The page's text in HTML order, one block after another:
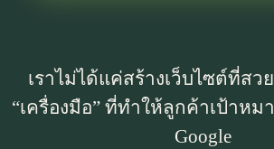
เราไม่ได้แค่สร้างเว็บไซต์ที่สว
“เครื่องมือ” ที่ทำให้ลูกค้าเป้าห
Google